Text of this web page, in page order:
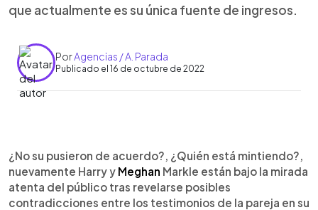
que actualmente es su única fuente de ingresos.
PorAgencias / A. Parada
Publicado el 16 de octubre de 2022
Escuchar artículo
¿No su pusieron de acuerdo?, ¿Quién está mintiendo?,
nuevamente Harry y Meghan Markle están bajo la mirada
atenta del público tras revelarse posibles
contradicciones entre los testimonios de la pareja en su